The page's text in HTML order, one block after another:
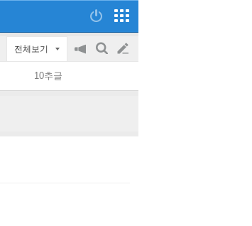
전체보기
공
on/off
검
글
쓰
10추글